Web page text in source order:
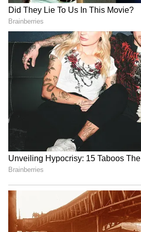
సైజ్ లేకపోయినా, దానిని సరిగా
హెయిర్ డ్యామేజ్ అవుతుంది తప్ప..
ధరించడం వల్ల బట్టతల రాదు’ అని
చెబుతున్నారు. అంతేకాకుండా..
ధరించడం వల్ల తలలో చెమట
సరిగా హెయిర్ వాష్ చేయకపోతే..
పాడౌతుంది.